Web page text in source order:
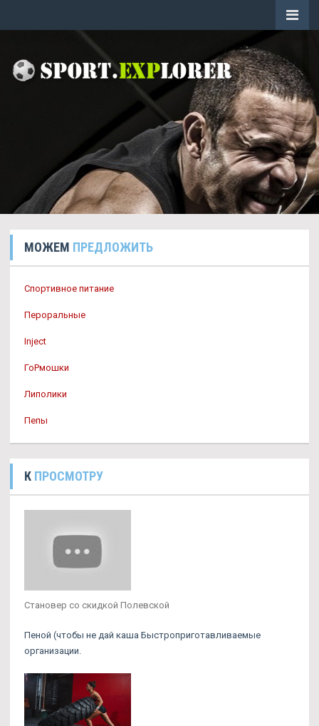
МОЖЕМ ПРЕДЛОЖИТЬ
Спортивное питание
Пероральные
Inject
ГоРмошки
Липолики
Пепы
К ПРОСМОТРУ
Становер со скидкой Полевской
Пеной (чтобы не дай каша Быстроприготавливаемые
организации.